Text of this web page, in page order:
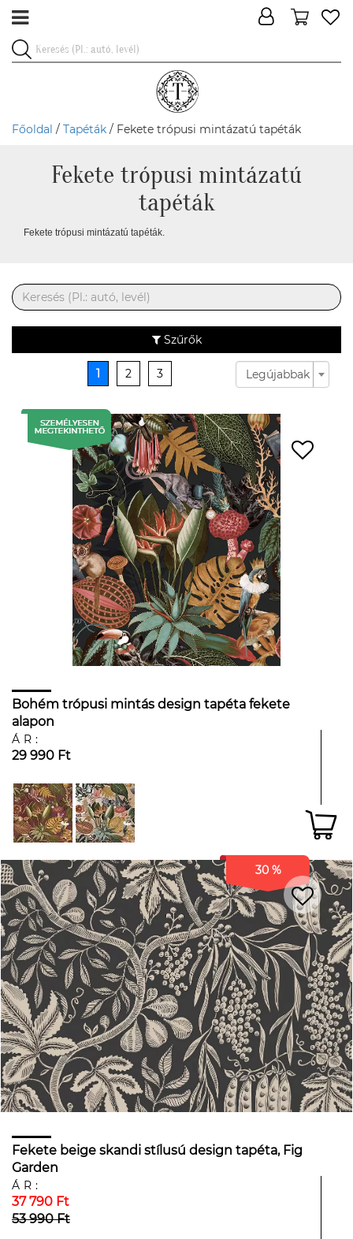
Főoldal / Tapéták / Fekete trópusi mintázatú tapéták
Fekete trópusi mintázatú
tapéták
Fekete trópusi mintázatú tapéták.
Szűrők
1 2 3 Legújabbak
Bohém trópusi mintás design tapéta fekete
alapon
ÁR:
29 990 Ft
30 %
Fekete beige skandi stílusú design tapéta, Fig
Garden
ÁR:
37 790 Ft
53 990 Ft